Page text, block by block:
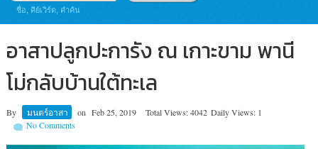
ชื่อ, คีย์เวิร์ด, คำค้น
อาสาปลูกปะการัง ณ เกาะขาม พานี
โม่กลับบ้านใต้ทะเล
By มนตร์อาสา on Feb 25, 2019 Total Views: 4042 Daily Views: 1
No Comments